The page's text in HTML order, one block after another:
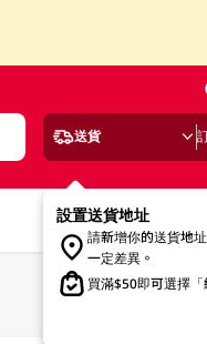
送貨
設置送貨地址
請新增你的送貨地
一定差異。
買滿$50即可選擇